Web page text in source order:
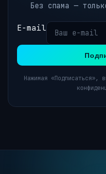
Без спама —
E-mail
Нажимая «Подписаться»,